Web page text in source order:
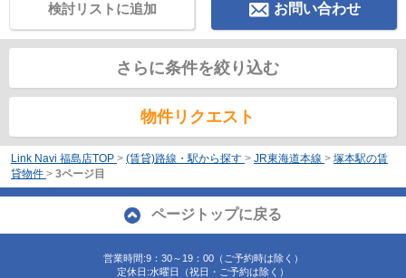
お問い合わせ
検討リストに追加
さらに条件を絞り込む
物件リクエスト
Link Navi 福島店TOP > (賃貸)路線・駅から探す > JR東海道本線 > 塚本駅の賃
貸物件 > 3ページ目
ページトップに戻る
営業時間:9：30～19：00（ご予約時は除く）
定休日:水曜日（祝日・ご予約は除く）